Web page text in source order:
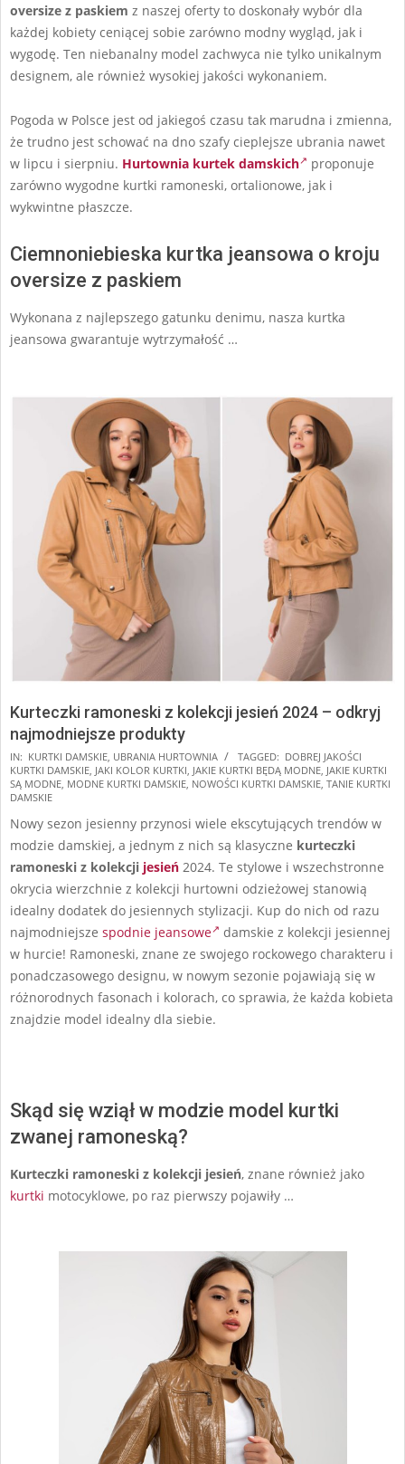
oversize z paskiem z naszej oferty to doskonały wybór dla
każdej kobiety ceniącej sobie zarówno modny wygląd, jak i
wygodę. Ten niebanalny model zachwyca nie tylko unikalnym
designem, ale również wysokiej jakości wykonaniem.
Pogoda w Polsce jest od jakiegoś czasu tak marudna i zmienna,
że trudno jest schować na dno szafy cieplejsze ubrania nawet
w lipcu i sierpniu. Hurtownia kurtek damskich
proponuje
zarówno wygodne kurtki ramoneski, ortalionowe, jak i
wykwintne płaszcze.
Ciemnoniebieska kurtka jeansowa o kroju
oversize z paskiem
Wykonana z najlepszego gatunku denimu, nasza kurtka
jeansowa gwarantuje wytrzymałość …
Kurteczki ramoneski z kolekcji jesień 2024 – odkryj
najmodniejsze produkty
2024-
08-
05
IN: KURTKI DAMSKIE, UBRANIA HURTOWNIA TAGGED: DOBREJ JAKOŚCI
KURTKI DAMSKIE, JAKI KOLOR KURTKI, JAKIE KURTKI BĘDĄ MODNE, JAKIE KURTKI
SĄ MODNE, MODNE KURTKI DAMSKIE, NOWOŚCI KURTKI DAMSKIE, TANIE KURTKI
DAMSKIE
Nowy sezon jesienny przynosi wiele ekscytujących trendów w
modzie damskiej, a jednym z nich są klasyczne kurteczki
ramoneski z kolekcji jesień 2024. Te stylowe i wszechstronne
okrycia wierzchnie z kolekcji hurtowni odzieżowej stanowią
idealny dodatek do jesiennych stylizacji. Kup do nich od razu
najmodniejsze spodnie jeansowe
damskie z kolekcji jesiennej
w hurcie! Ramoneski, znane ze swojego rockowego charakteru i
ponadczasowego designu, w nowym sezonie pojawiają się w
różnorodnych fasonach i kolorach, co sprawia, że każda kobieta
znajdzie model idealny dla siebie.
Skąd się wziął w modzie model kurtki
zwanej ramoneską?
Kurteczki ramoneski z kolekcji jesień, znane również jako
kurtki motocyklowe, po raz pierwszy pojawiły …